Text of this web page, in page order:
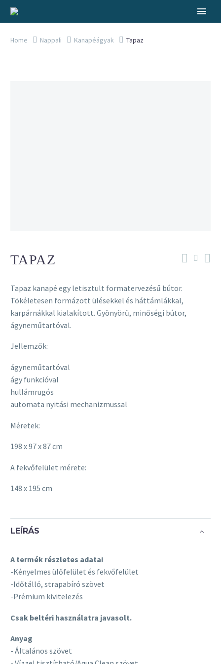
Home Nappali Kanapéágyak Tapaz
TAPAZ
Tapaz kanapé egy letisztult formatervezésű bútor.
Tökéletesen formázott ülésekkel és háttámlákkal,
karpárnákkal kialakított. Gyönyörű, minőségi bútor,
ágyneműtartóval.
Jellemzők:
ágyneműtartóval
ágy funkcióval
hullámrugós
automata nyitási mechanizmussal
Méretek:
198 x 97 x 87 cm
A fekvőfelület mérete:
148 x 195 cm
LEÍRÁS
A termék részletes adatai
-Kényelmes ülőfelület és fekvőfelület
-Időtálló, strapabíró szövet
-Prémium kivitelezés
Csak beltéri használatra javasolt.
Anyag
- Általános szövet